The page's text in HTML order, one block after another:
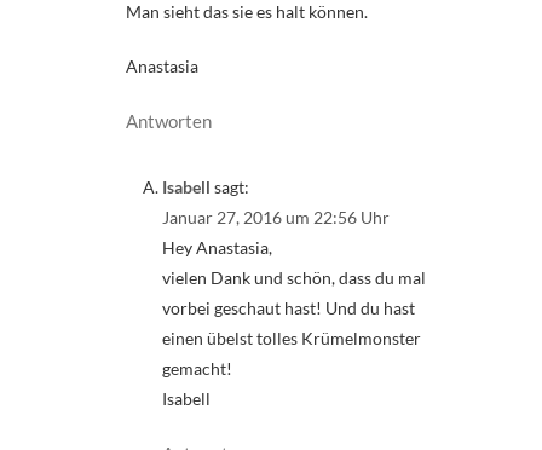
Man sieht das sie es halt können.
Anastasia
Antworten
Isabell sagt:
Januar 27, 2016 um 22:56 Uhr
Hey Anastasia,
vielen Dank und schön, dass du mal
vorbei geschaut hast! Und du hast
einen übelst tolles Krümelmonster
gemacht!
Isabell